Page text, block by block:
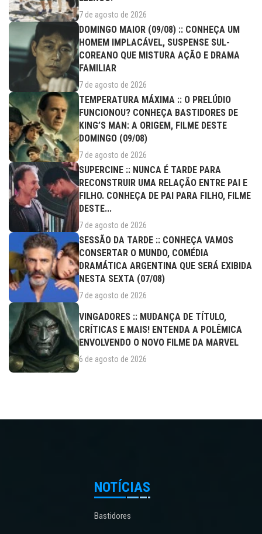
7 de agosto de 2026
DOMINGO MAIOR (09/08) :: CONHEÇA UM
HOMEM IMPLACÁVEL, SUSPENSE SUL-
COREANO QUE MISTURA AÇÃO E DRAMA
FAMILIAR
7 de agosto de 2026
TEMPERATURA MÁXIMA :: O PRELÚDIO
FUNCIONOU? CONHEÇA BASTIDORES DE
KING’S MAN: A ORIGEM, FILME DESTE
DOMINGO (09/08)
7 de agosto de 2026
SUPERCINE :: NUNCA É TARDE PARA
RECONSTRUIR UMA RELAÇÃO ENTRE PAI E
FILHO. CONHEÇA DE PAI PARA FILHO, FILME
DESTE...
7 de agosto de 2026
SESSÃO DA TARDE :: CONHEÇA VAMOS
CONSERTAR O MUNDO, COMÉDIA
DRAMÁTICA ARGENTINA QUE SERÁ EXIBIDA
NESTA SEXTA (07/08)
7 de agosto de 2026
VINGADORES :: MUDANÇA DE TÍTULO,
CRÍTICAS E MAIS! ENTENDA A POLÊMICA
ENVOLVENDO O NOVO FILME DA MARVEL
6 de agosto de 2026
NOTÍCIAS
Bastidores